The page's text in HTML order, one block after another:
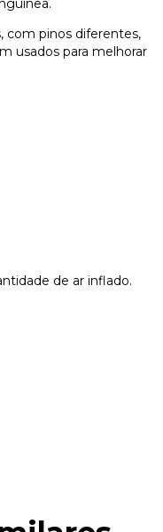
com pinos diferentes,
usados para melhorar
de ar inflado.